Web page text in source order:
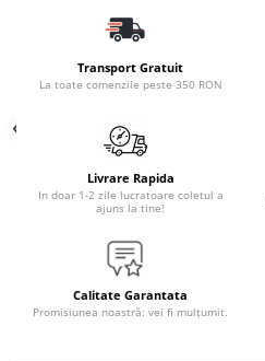
Transport Gratuit
La toate comenzile peste 350 RON
Livrare Rapida
In doar 1-2 zile lucratoare coletul a
ajuns la tine!
Calitate Garantata
Promisiunea noastră: vei fi mulțumit.